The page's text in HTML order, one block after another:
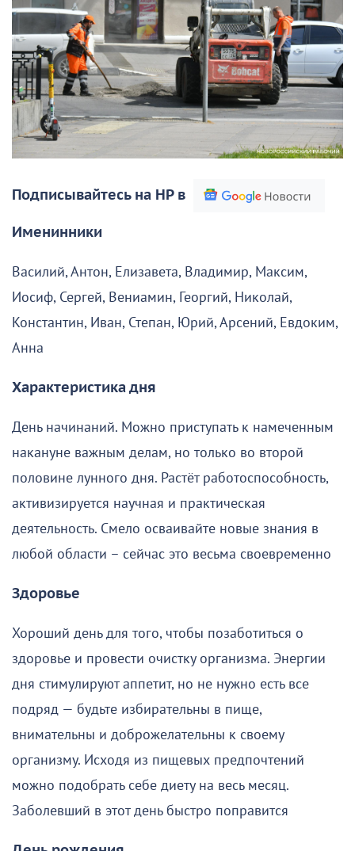
Подписывайтесь на НР в
Именинники
Василий, Антон, Елизавета, Владимир, Максим,
Иосиф, Сергей, Вениамин, Георгий, Николай,
Константин, Иван, Степан, Юрий, Арсений, Евдоким,
Анна
Характеристика дня
День начинаний. Можно приступать к намеченным
накануне важным делам, но только во второй
половине лунного дня. Растёт работоспособность,
активизируется научная и практическая
деятельность. Смело осваивайте новые знания в
любой области – сейчас это весьма своевременно
Здоровье
Хороший день для того, чтобы позаботиться о
здоровье и провести очистку организма. Энергии
дня стимулируют аппетит, но не нужно есть все
подряд — будьте избирательны в пище,
внимательны и доброжелательны к своему
организму. Исходя из пищевых предпочтений
можно подобрать себе диету на весь месяц.
Заболевший в этот день быстро поправится